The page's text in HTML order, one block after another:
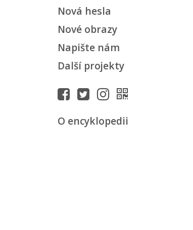
Nová hesla
Nové obrazy
Napište nám
Další projekty
O encyklopedii